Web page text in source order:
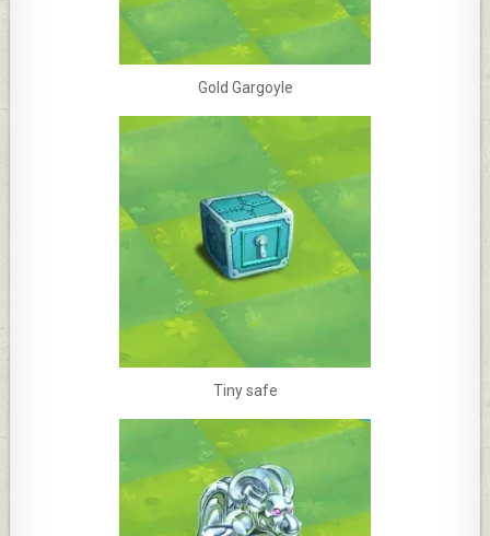
Gold Gargoyle
Tiny safe